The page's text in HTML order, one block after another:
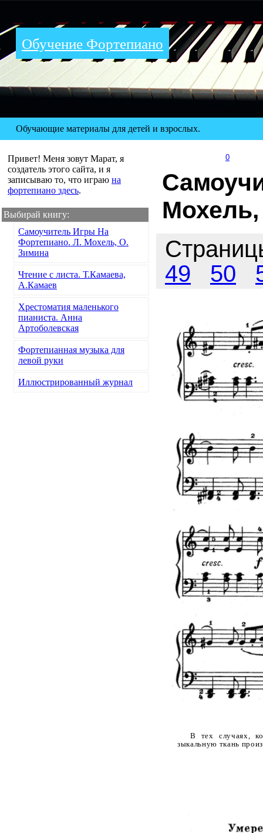
Обучение Фортепиано
Обучающие материалы для детей и взрослых.
Привет! Меня зовут Марат, я
создатель этого сайта, и я
записываю то, что играю на
фортепиано здесь.
Выбирай книгу:
Самоучитель Игры На
Фортепиано. Л. Мохель, О.
Зимина
Чтение с листа. Т.Камаева,
А.Камаев
Хрестоматия маленького
пианиста. Анна
Артоболевская
Фортепианная музыка для
левой руки
Иллюстрированный журнал
0
49
50
В тех случаях,
зыкальную ткань